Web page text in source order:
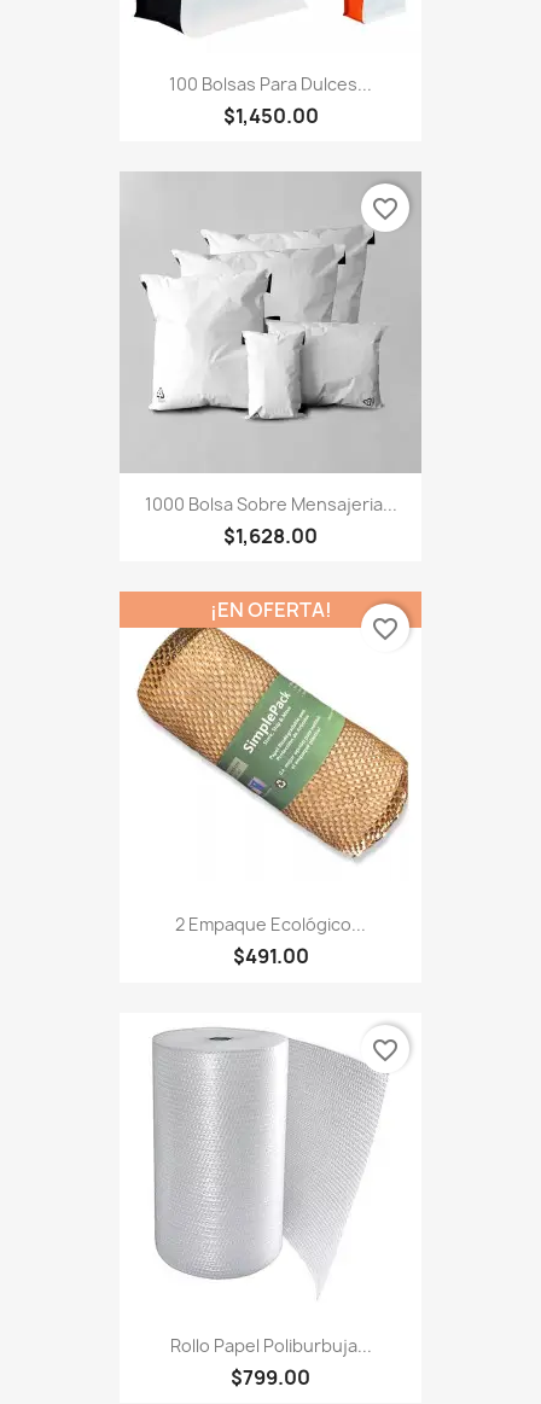
100 Bolsas Para Dulces...
$1,450.00
1000 Bolsa Sobre Mensajeria...
$1,628.00
favorite_border
2 Empaque Ecológico...
$491.00
¡EN OFERTA!
favorite_border
Rollo Papel Poliburbuja...
$799.00
favorite_border